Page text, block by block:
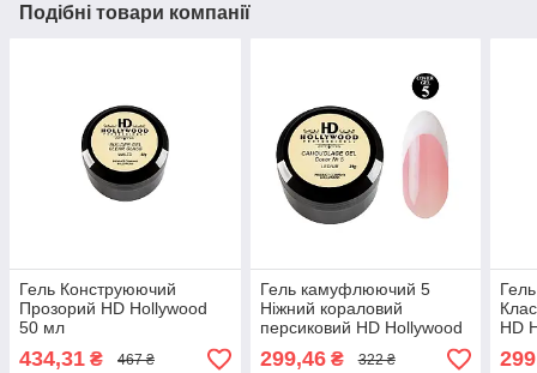
Подібні товари компанії
Гель Конструюючий
Прозорий HD Hollywood
50 мл
434,31 ₴ 467 ₴
Гель камуфлюючий 5
Ніжний кораловий
персиковий HD Hollywood
25 мл
299,46₴ 322 ₴
HD